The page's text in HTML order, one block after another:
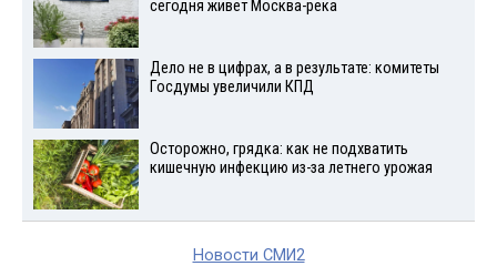
сегодня живет Москва-река
Дело не в цифрах, а в результате: комитеты
Госдумы увеличили КПД
Осторожно, грядка: как не подхватить
кишечную инфекцию из-за летнего урожая
Новости СМИ2